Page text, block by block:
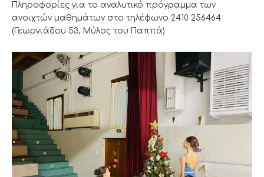
Πληροφορίες για το αναλυτικό πρόγραμμα των
ανοιχτών μαθημάτων στο τηλέφωνο 2410 256464
(Γεωργιάδου 53, Μύλος του Παππά)